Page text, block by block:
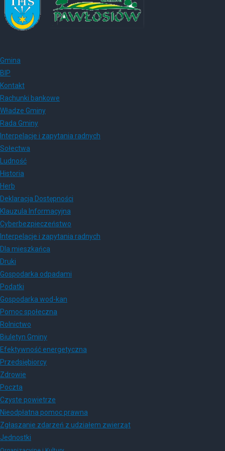
Gmina
BIP
Kontakt
Rachunki bankowe
Władze Gminy
Rada Gminy
Interpelacje i zapytania radnych
Sołectwa
Ludność
Historia
Herb
Deklaracja Dostępności
Klauzula Informacyjna
Cyberbezpieczeństwo
Interpelacje i zapytania radnych
Dla mieszkańca
Druki
Gospodarka odpadami
Podatki
Gospodarka wod-kan
Pomoc społeczna
Rolnictwo
Biuletyn Gminy
Efektywność energetyczna
Przedsiębiorcy
Zdrowie
Poczta
Czyste powietrze
Nieodpłatna pomoc prawna
Zgłaszanie zdarzeń z udziałem zwierząt
Jednostki